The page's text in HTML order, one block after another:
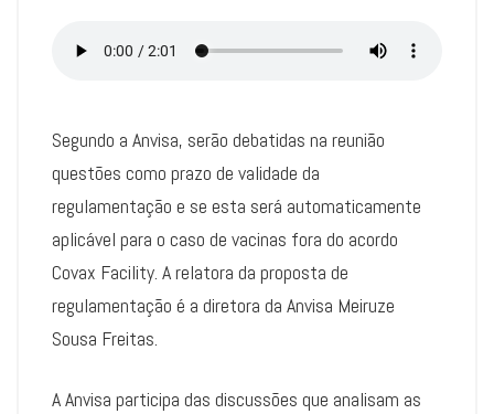
Segundo a Anvisa, serão debatidas na reunião
questões como prazo de validade da
regulamentação e se esta será automaticamente
aplicável para o caso de vacinas fora do acordo
Covax Facility. A relatora da proposta de
regulamentação é a diretora da Anvisa Meiruze
Sousa Freitas.
A Anvisa participa das discussões que analisam as